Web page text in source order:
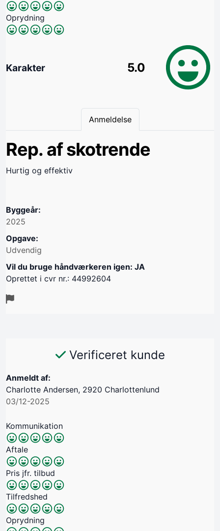
Oprydning
Karakter 5.0
Anmeldelse
Rep. af skotrende
Hurtig og effektiv
Byggeår:
2025
Opgave:
Udvendig
Vil du bruge håndværkeren igen: JA
Oprettet i cvr nr.: 44992604
Verificeret kunde
Anmeldt af:
Charlotte Andersen, 2920 Charlottenlund
03/12-2025
Kommunikation
Aftale
Pris jfr. tilbud
Tilfredshed
Oprydning